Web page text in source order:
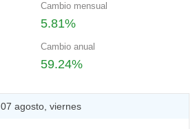
Cambio mensual
5.81%
Cambio anual
59.24%
07 agosto, viernes